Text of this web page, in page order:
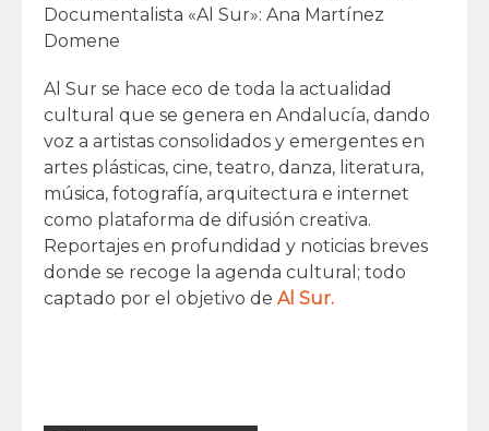
Documentalista «Al Sur»: Ana Martínez
Domene
Al Sur se hace eco de toda la actualidad
cultural que se genera en Andalucía, dando
voz a artistas consolidados y emergentes en
artes plásticas, cine, teatro, danza, literatura,
música, fotografía, arquitectura e internet
como plataforma de difusión creativa.
Reportajes en profundidad y noticias breves
donde se recoge la agenda cultural; todo
captado por el objetivo de Al Sur.